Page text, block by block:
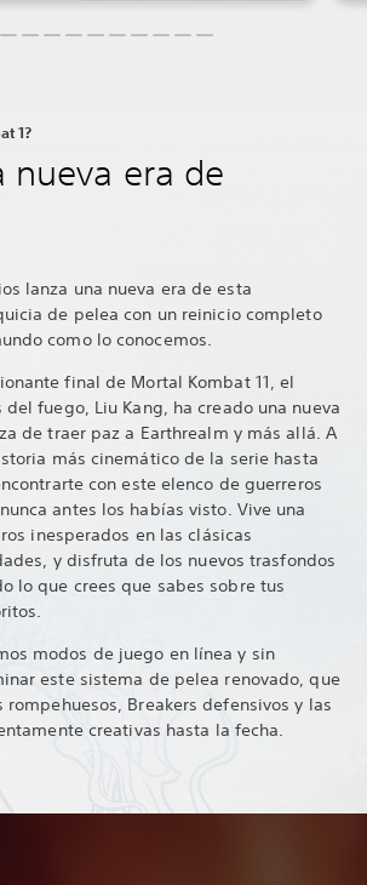
1?
nueva era de
lanza una nueva era de esta
de pelea con un reinicio completo
como lo conocemos.
final de Mortal Kombat 11, el
fuego, Liu Kang, ha creado una nueva
de traer paz a Earthrealm y más allá. A
más cinemático de la serie hasta
con este elenco de guerreros
antes los habías visto. Vive una
inesperados en las clásicas
y disfruta de los nuevos trasfondos
lo que crees que sabes sobre tus
modos de juego en línea y sin
este sistema de pelea renovado, que
rompehuesos, Breakers defensivos y las
creativas hasta la fecha.